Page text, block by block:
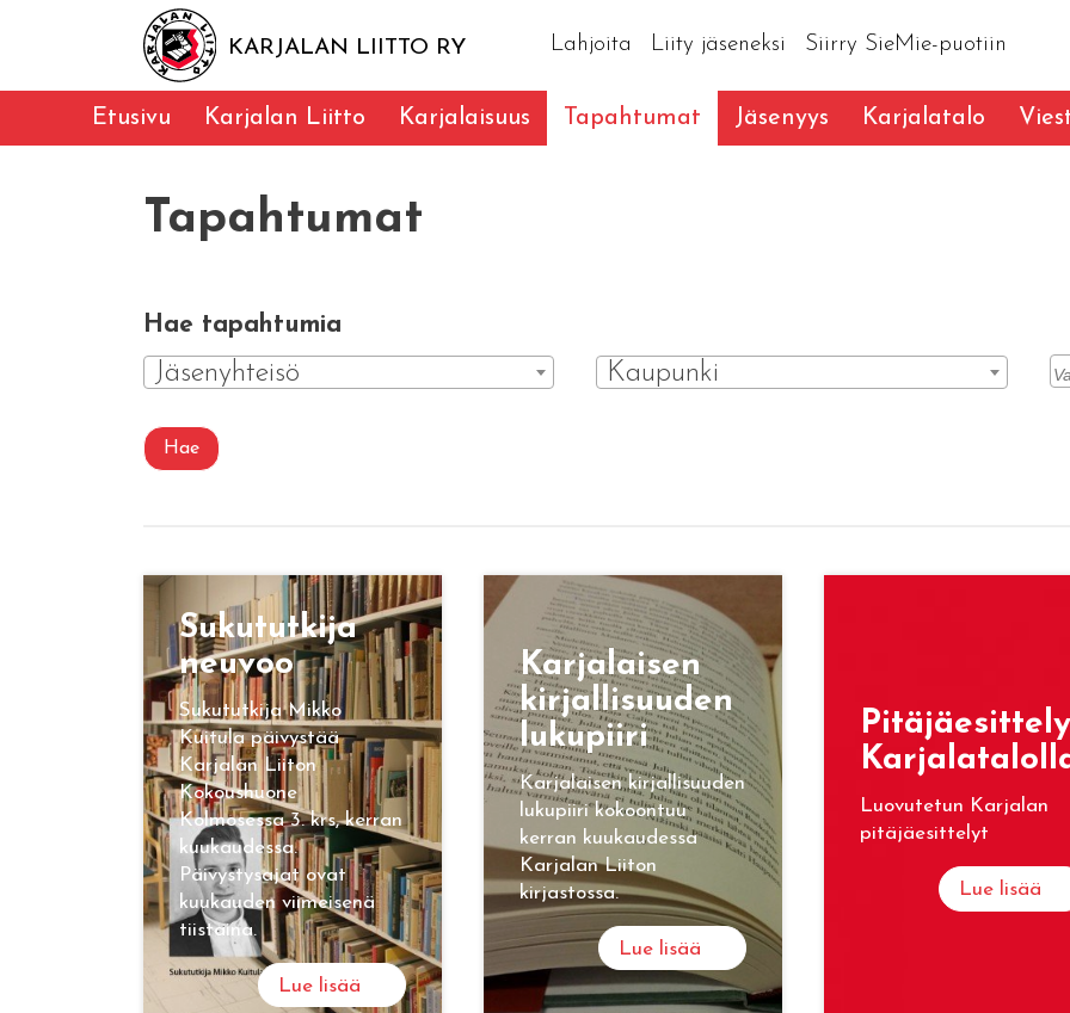
KARJALAN LIITTO RY Lahjoita Liity jäseneksi Siirry SieMie-puotiin
Etusivu Karjalan Liitto Karjalaisuus Tapahtumat Jäsenyys Karjalatalo
Tapahtumat
Hae tapahtumia
Jäsenyhteisö Kaupunki
Hae
Su­ku­tut­ki­ja
neu­voo
Sukututkija Mikko
Kuitula päivystää
Karjalan Liiton
Kokoushuone
Kolmosessa 3. krs, kerran
kuukaudessa.
Päivystysajat ovat
kuukauden viimeisenä
tiistaina.
Lue lisää
Kar­ja­lai­sen
kir­jal­li­suu­den
lu­ku­pii­ri
Karjalaisen kirjallisuuden
lukupiiri kokoontuu
kerran kuukaudessa
Karjalan Liiton
kirjastossa.
Lue lisää
Luovutetun Karjalan
pitäjäesittelyt
Lue lisää